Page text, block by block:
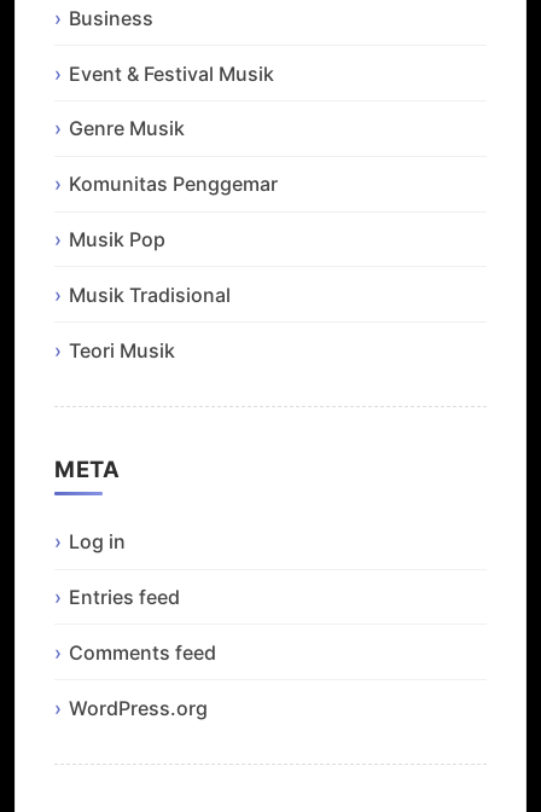
Business
Event & Festival Musik
Genre Musik
Komunitas Penggemar
Musik Pop
Musik Tradisional
Teori Musik
META
Log in
Entries feed
Comments feed
WordPress.org